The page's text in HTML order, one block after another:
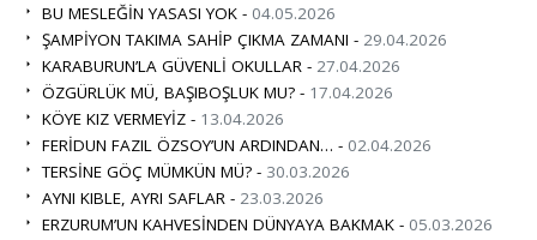
BU MESLEĞİN YASASI YOK - 04.05.2026
ŞAMPİYON TAKIMA SAHİP ÇIKMA ZAMANI - 29.04.2026
KARABURUN’LA GÜVENLİ OKULLAR - 27.04.2026
ÖZGÜRLÜK MÜ, BAŞIBOŞLUK MU? - 17.04.2026
KÖYE KIZ VERMEYİZ - 13.04.2026
FERİDUN FAZIL ÖZSOY’UN ARDINDAN… - 02.04.2026
TERSİNE GÖÇ MÜMKÜN MÜ? - 30.03.2026
AYNI KIBLE, AYRI SAFLAR - 23.03.2026
ERZURUM’UN KAHVESİNDEN DÜNYAYA BAKMAK - 05.03.2026